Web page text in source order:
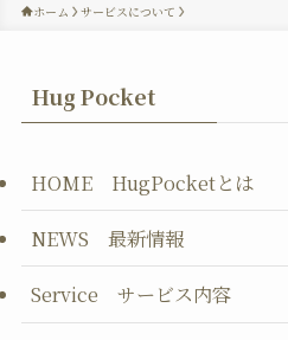
ホーム サービスについて
Hug Pocket
HOME HugPocketとは
NEWS 最新情報
Service サービス内容